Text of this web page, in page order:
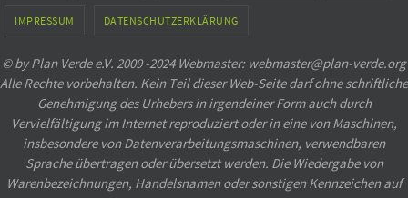
IMPRESSUM DATENSCHUTZERKLÄRUNG
© by Plan Verde e.V. 2009 -2024 Webmaster: webmaster@plan-verde.org
Alle Rechte vorbehalten. Kein Teil dieser Web-Seite darf ohne schriftliche
Genehmigung des Urhebers in irgendeiner Form auch durch
Vervielfältigung im Internet reproduziert oder in eine von Maschinen,
insbesondere von Datenverarbeitungsmaschinen, verwendbaren
Sprache übertragen oder übersetzt werden. Die Wiedergabe von
Warenbezeichnungen, Handelsnamen oder sonstigen Kennzeichen auf